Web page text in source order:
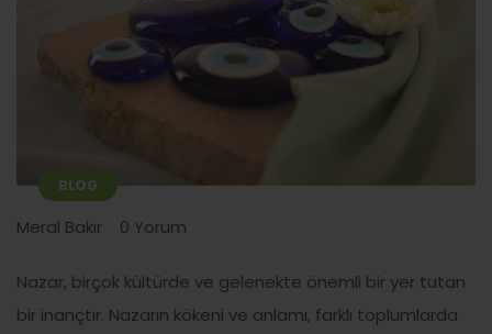
BLOG
Meral Bakır 0 Yorum
Nazar, birçok kültürde ve gelenekte önemli bir yer tutan
bir inançtır. Nazarın kökeni ve anlamı, farklı toplumlarda